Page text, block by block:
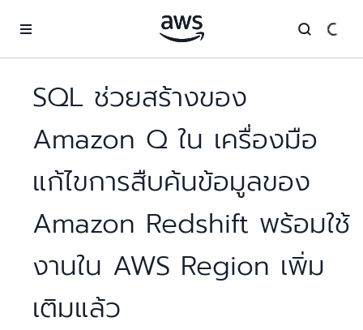
SQL ช่วยสร้างของ
Amazon Q ใน เครื่องมือ
แก้ไขการสืบค้นข้อมูลของ
Amazon Redshift พร้อมใช้
งานใน AWS Region เพิ่ม
เติมแล้ว